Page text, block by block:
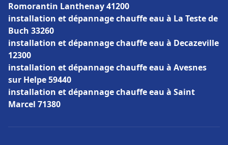
Romorantin Lanthenay 41200
installation et dépannage chauffe eau à La Teste de
Buch 33260
installation et dépannage chauffe eau à Decazeville
12300
installation et dépannage chauffe eau à Avesnes
sur Helpe 59440
installation et dépannage chauffe eau à Saint
Marcel 71380